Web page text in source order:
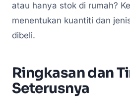
atau hanya stok di rumah?
menentukan kuantiti dan
dibeli.
Ringkasan dan
Seterusnya